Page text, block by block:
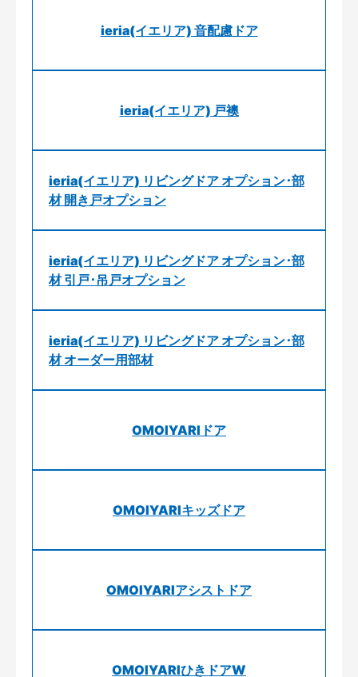
ieria(イエリア) 音配慮ドア
ieria(イエリア) 戸襖
ieria(イエリア) リビングドア オプション･部
材 開き戸オプション
ieria(イエリア) リビングドア オプション･部
材 引戸･吊戸オプション
ieria(イエリア) リビングドア オプション･部
材 オーダー用部材
OMOIYARIドア
OMOIYARIキッズドア
OMOIYARIアシストドア
OMOIYARIひきドアW